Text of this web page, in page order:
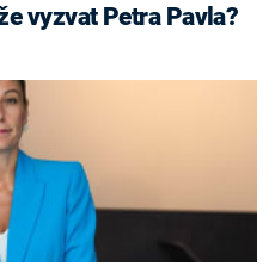
vyzvat Petra Pavla?